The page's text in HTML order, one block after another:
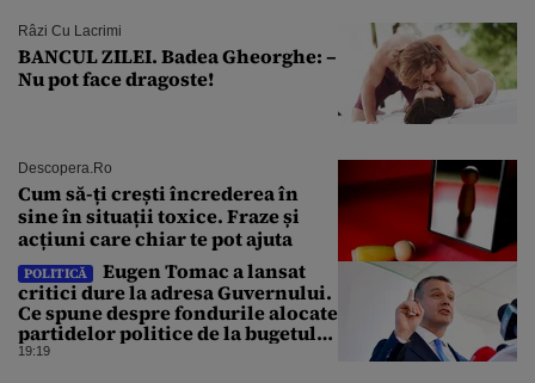
Râzi Cu Lacrimi
BANCUL ZILEI. Badea Gheorghe: –
Nu pot face dragoste!
Descopera.ro
Cum să-ți crești încrederea în
sine în situații toxice. Fraze și
acțiuni care chiar te pot ajuta
POLITICĂ
Eugen Tomac a lansat
critici dure la adresa Guvernului.
Ce spune despre fondurile alocate
partidelor politice de la bugetul
de stat
19:19